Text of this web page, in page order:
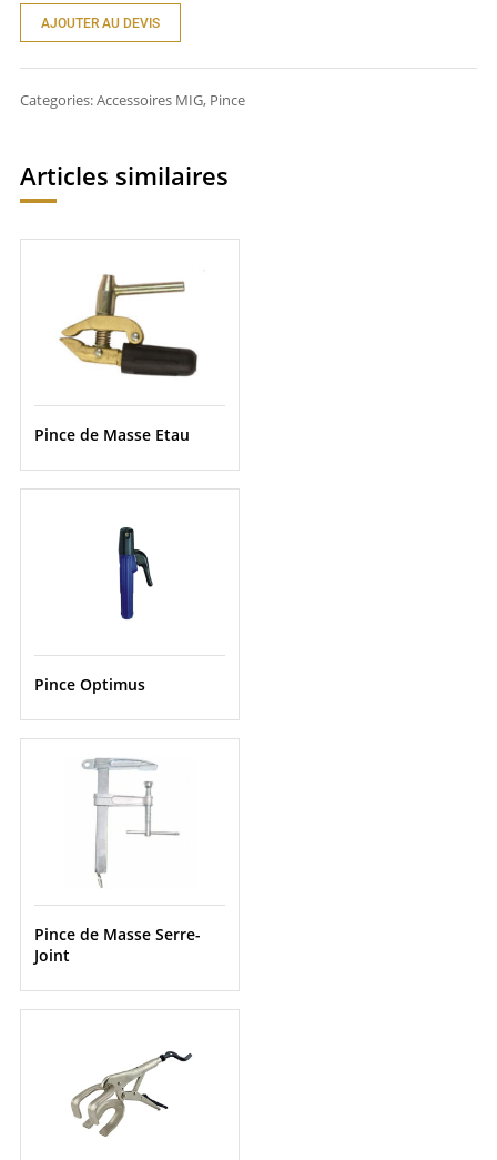
AJOUTER AU DEVIS
Categories:Accessoires MIG, Pince
Articles similaires
Pince de Masse Etau
Pince Optimus
Pince de Masse Serre-
Joint